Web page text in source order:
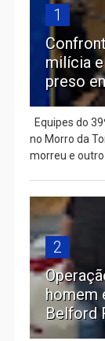
1
milícia
preso
Equipes do
no Morro da
morreu e outro
2
homem
Belford